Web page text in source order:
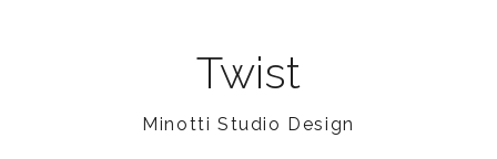
Twist
Minotti Studio Design